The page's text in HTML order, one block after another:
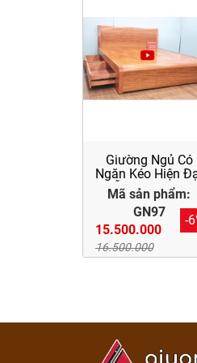
Giường Ngủ Có
Ngăn Kéo Hiện
Gỗ Đinh Hương
Mã sản phẩm:
GN97
15.500.000
16.500.000
-